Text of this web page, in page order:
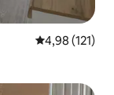
Gemiddelde
4,98 (121)